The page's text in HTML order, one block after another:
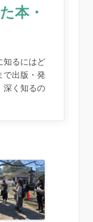
本・
知るにはど
で出版・発
深く知るの